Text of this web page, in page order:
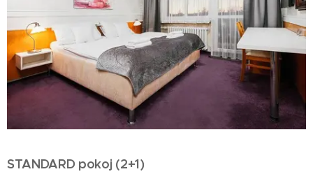
STANDARD pokoj (2+1)